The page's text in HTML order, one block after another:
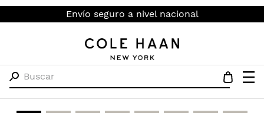
Envío seguro a nivel nacional
Buscar